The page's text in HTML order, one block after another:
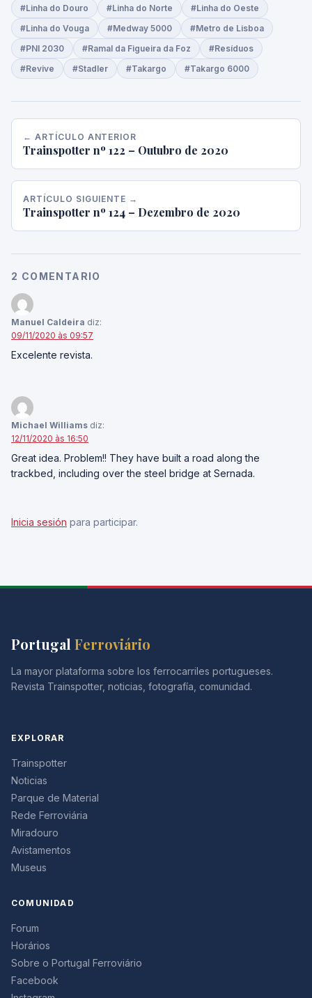
#Linha do Douro
#Linha do Norte
#Linha do Oeste
#Linha do Vouga
#Medway 5000
#Metro de Lisboa
#PNI 2030
#Ramal da Figueira da Foz
#Resíduos
#Revive
#Stadler #Takargo #Takargo 6000
← ARTÍCULO ANTERIOR
Trainspotter nº 122 – Outubro de 2020
ARTÍCULO SIGUIENTE →
Trainspotter nº 124 – Dezembro de 2020
2 COMENTARIO
Manuel Caldeira diz:
09/11/2020 às 09:57
Excelente revista.
Michael Williams diz:
12/11/2020 às 16:50
Great idea. Problem!! They have built a road along the
trackbed, including over the steel bridge at Sernada.
Inicia sesión para participar.
Portugal Ferroviário
La mayor plataforma sobre los ferrocarriles portugueses.
Revista Trainspotter, noticias, fotografía, comunidad.
EXPLORAR
Trainspotter
Noticias
Parque de Material
Rede Ferroviária
Miradouro
Avistamentos
Museus
COMUNIDAD
Forum
Horários
Sobre o Portugal Ferroviário
Facebook